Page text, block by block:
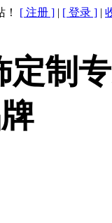
[ 注册 ] | [ 登录 ] |